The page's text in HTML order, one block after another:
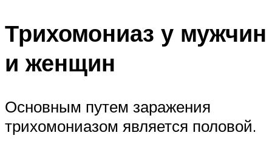
Трихомониаз у мужчин
и женщин
Основным путем заражения
трихомониазом является половой.